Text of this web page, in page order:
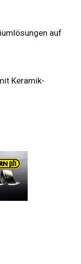
auf
Keramik-